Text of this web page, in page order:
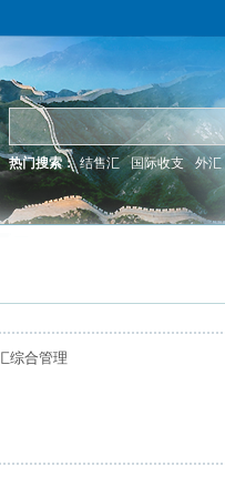
热门搜索： 结售汇 国际收支 外汇
综合管理